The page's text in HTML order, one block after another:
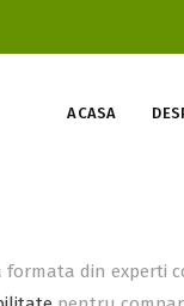
ACASA
formata din experti